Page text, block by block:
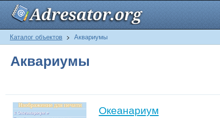
Каталог объектов > Аквариумы
Аквариумы
Океанариум